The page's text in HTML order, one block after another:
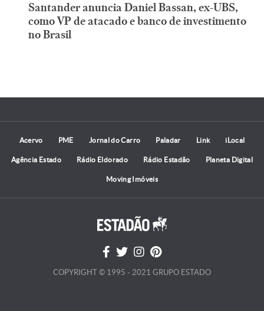
Santander anuncia Daniel Bassan, ex-UBS,
como VP de atacado e banco de investimento
no Brasil
Acervo PME Jornal do Carro Paladar Link iLocal
Agência Estado Rádio Eldorado Rádio Estadão Planeta Digital
Moving Imóveis
COPYRIGHT © 1995 - 2021 GRUPO ESTADO